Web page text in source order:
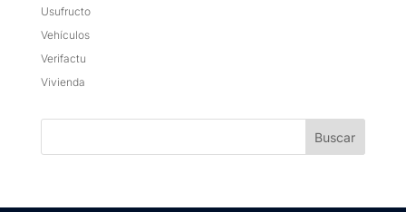
Usufructo
Vehículos
Verifactu
Vivienda